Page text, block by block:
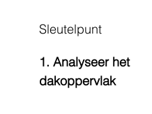
Sleutelpunt
1. Analyseer het
dakoppervlak